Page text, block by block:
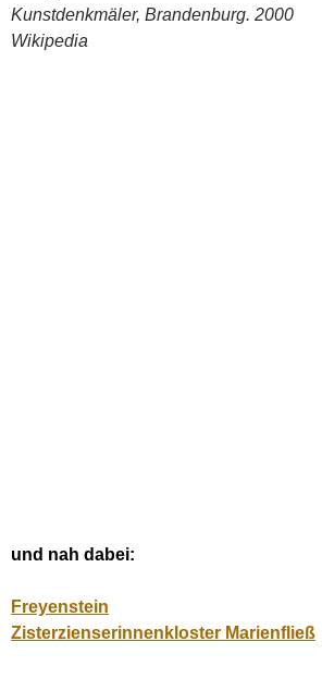
Kunstdenkmäler, Brandenburg. 2000
Wikipedia
und nah dabei:
Freyenstein
Zisterzienserinnenkloster Marienfließ